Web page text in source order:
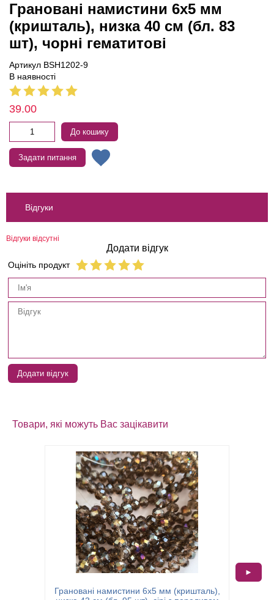
Грановані намистини 6х5 мм
(кришталь), низка 40 см (бл. 83
шт), чорні гематитові
Артикул BSH1202-9
В наявності
39.00
До кошику
Задати питання
Відгуки
Відгуки відсутні
Додати відгук
Оцініть продукт
Додати відгук
Товари, які можуть Вас зацікавити
Грановані намистини 6х5 мм (кришталь),
►